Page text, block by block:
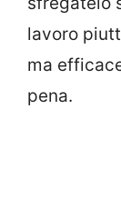
lavoro
ma
pena.